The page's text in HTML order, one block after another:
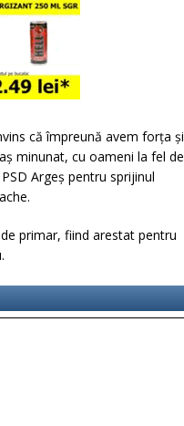
că împreună avem forța și
minunat, cu oameni la fel de
Argeș pentru sprijinul
primar, fiind arestat pentru